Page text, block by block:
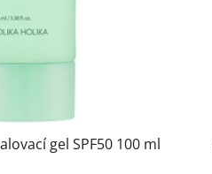
gel SPF50 100 ml